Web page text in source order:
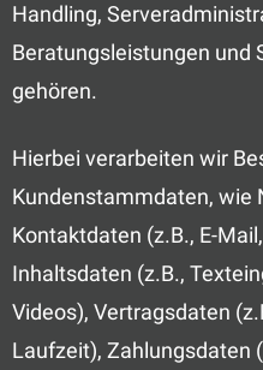
Handling,
Beratungsleistungen und
gehören.
Hierbei verarbeiten wir
Kundenstammdaten, wie
Kontaktdaten (z.B., E-
Inhaltsdaten (z.B.,
Videos), Vertragsdaten
Laufzeit), Zahlungsdaten